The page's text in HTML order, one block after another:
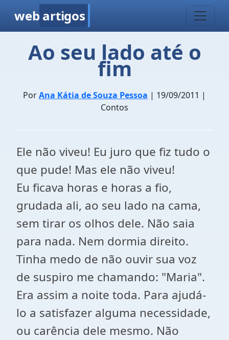
web artigos
Ao seu lado até o
fim
PorAna Kátia de Souza Pessoa | 19/09/2011 |
Contos
Ele não viveu! Eu juro que fiz tudo o
que pude! Mas ele não viveu!
Eu ficava horas e horas a fio,
grudada ali, ao seu lado na cama,
sem tirar os olhos dele. Não saia
para nada. Nem dormia direito.
Tinha medo de não ouvir sua voz
de suspiro me chamando: "Maria".
Era assim a noite toda. Para ajudá-
lo a satisfazer alguma necessidade,
ou carência dele mesmo. Não